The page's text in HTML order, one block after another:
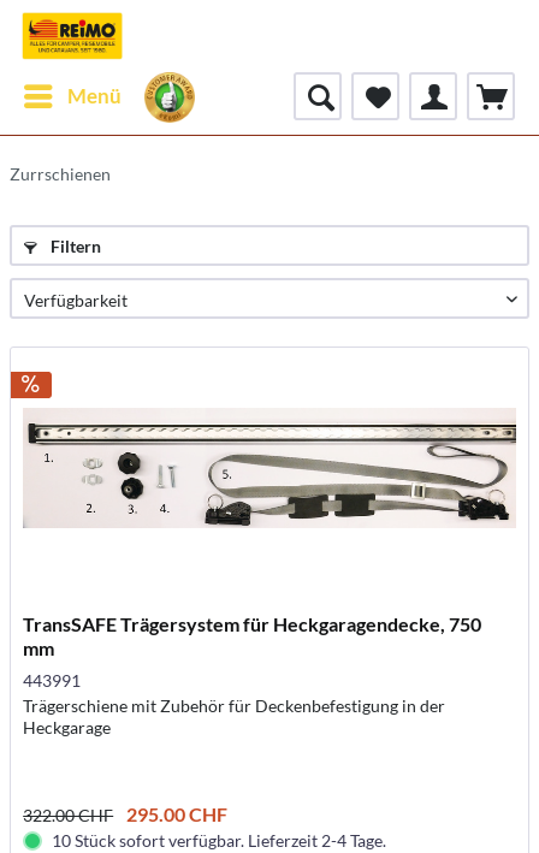
Menü
Zurrschienen
Filtern
TransSAFE Trägersystem für Heckgaragendecke, 750
mm
443991
Trägerschiene mit Zubehör für Deckenbefestigung in der
Heckgarage
322.00 CHF 295.00 CHF
10 Stück sofort verfügbar. Lieferzeit 2-4 Tage.